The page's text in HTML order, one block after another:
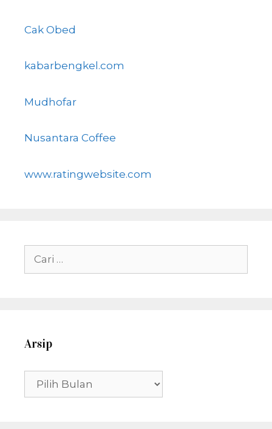
Cak Obed
kabarbengkel.com
Mudhofar
Nusantara Coffee
www.ratingwebsite.com
Cari
untuk:
Arsip
Arsip